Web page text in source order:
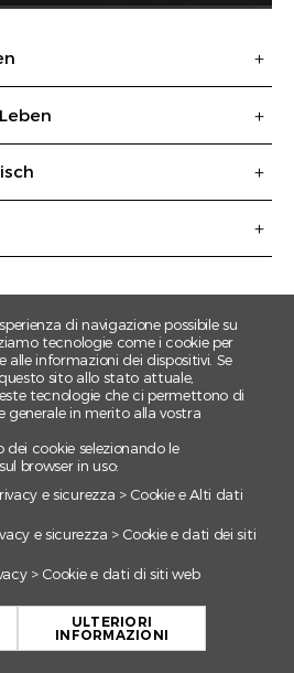
di navigazione possibile su
tecnologie come i cookie per
alle informazioni dei dispositivi. Se
sito allo stato attuale,
tecnologie che ci permettono di
in merito alla vostra
dei cookie selezionando le
browser in uso:
e sicurezza > Cookie e Alti dati
e sicurezza > Cookie e dati dei siti
> Cookie e dati di siti web
ULTERIORI
INFORMAZIONI